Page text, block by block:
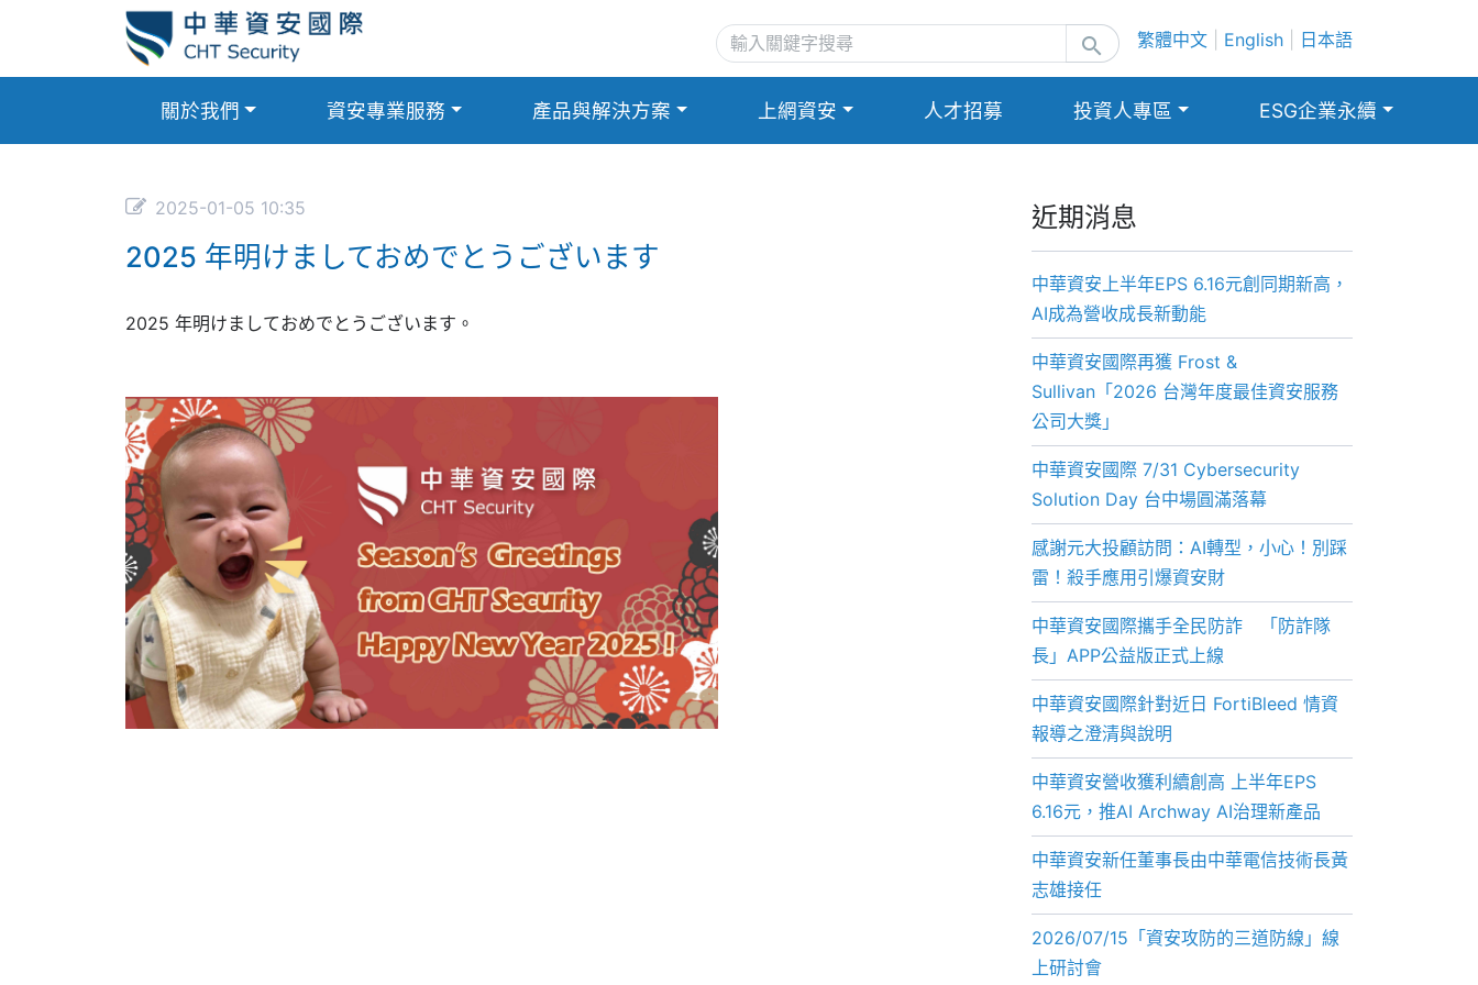
search 繁體中文 English 日本語
關於我們 資安專業服務 產品與解決方案 上網資安 人才招募 投資人專區 ESG企業永續
2025-01-05 10:35
2025 年明けましておめでとうございます
2025 年明けましておめでとうございます。
近期消息
中華資安上半年EPS 6.16元創同期新高，
AI成為營收成長新動能
中華資安國際再獲 Frost &
Sullivan「2026 台灣年度最佳資安服務
公司大獎」
中華資安國際 7/31 Cybersecurity
Solution Day 台中場圓滿落幕
感謝元大投顧訪問：AI轉型，小心！別踩
雷！殺手應用引爆資安財
中華資安國際攜手全民防詐 「防詐隊
長」APP公益版正式上線
中華資安國際針對近日 FortiBleed 情資
報導之澄清與說明
中華資安營收獲利續創高 上半年EPS
6.16元，推AI Archway AI治理新產品
中華資安新任董事長由中華電信技術長黃
志雄接任
2026/07/15「資安攻防的三道防線」線
上研討會